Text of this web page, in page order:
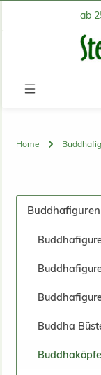
Zum Hauptinhaltab
Home
Buddhafiguren
Buddha